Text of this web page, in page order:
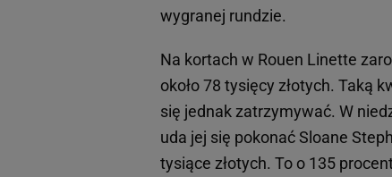
wygranej rundzie.
Na kortach w Rouen Linette
około 78 tysięcy złotych. Taką
się jednak zatrzymywać. W
uda jej się pokonać Sloane
tysiące złotych. To o 135